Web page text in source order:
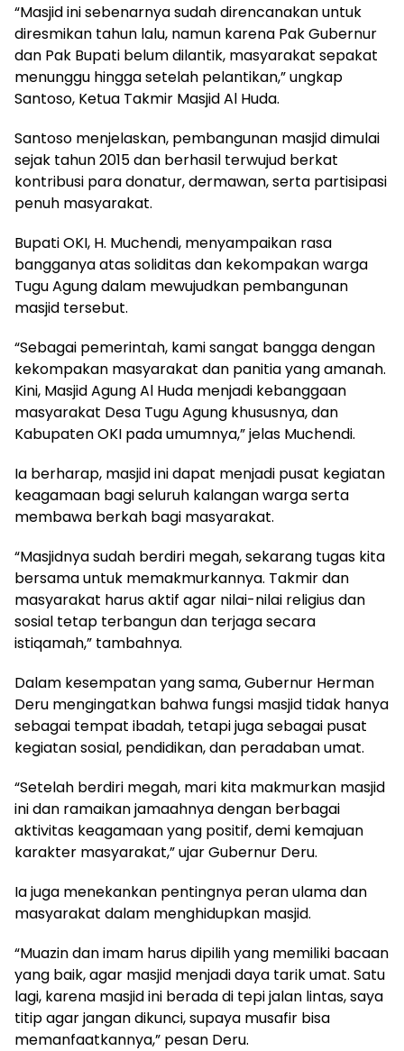
“Masjid ini sebenarnya sudah direncanakan untuk
diresmikan tahun lalu, namun karena Pak Gubernur
dan Pak Bupati belum dilantik, masyarakat sepakat
menunggu hingga setelah pelantikan,” ungkap
Santoso, Ketua Takmir Masjid Al Huda.
Santoso menjelaskan, pembangunan masjid dimulai
sejak tahun 2015 dan berhasil terwujud berkat
kontribusi para donatur, dermawan, serta partisipasi
penuh masyarakat.
Bupati OKI, H. Muchendi, menyampaikan rasa
bangganya atas soliditas dan kekompakan warga
Tugu Agung dalam mewujudkan pembangunan
masjid tersebut.
“Sebagai pemerintah, kami sangat bangga dengan
kekompakan masyarakat dan panitia yang amanah.
Kini, Masjid Agung Al Huda menjadi kebanggaan
masyarakat Desa Tugu Agung khususnya, dan
Kabupaten OKI pada umumnya,” jelas Muchendi.
Ia berharap, masjid ini dapat menjadi pusat kegiatan
keagamaan bagi seluruh kalangan warga serta
membawa berkah bagi masyarakat.
“Masjidnya sudah berdiri megah, sekarang tugas kita
bersama untuk memakmurkannya. Takmir dan
masyarakat harus aktif agar nilai-nilai religius dan
sosial tetap terbangun dan terjaga secara
istiqamah,” tambahnya.
Dalam kesempatan yang sama, Gubernur Herman
Deru mengingatkan bahwa fungsi masjid tidak hanya
sebagai tempat ibadah, tetapi juga sebagai pusat
kegiatan sosial, pendidikan, dan peradaban umat.
“Setelah berdiri megah, mari kita makmurkan masjid
ini dan ramaikan jamaahnya dengan berbagai
aktivitas keagamaan yang positif, demi kemajuan
karakter masyarakat,” ujar Gubernur Deru.
Ia juga menekankan pentingnya peran ulama dan
masyarakat dalam menghidupkan masjid.
“Muazin dan imam harus dipilih yang memiliki bacaan
yang baik, agar masjid menjadi daya tarik umat. Satu
lagi, karena masjid ini berada di tepi jalan lintas, saya
titip agar jangan dikunci, supaya musafir bisa
memanfaatkannya,” pesan Deru.